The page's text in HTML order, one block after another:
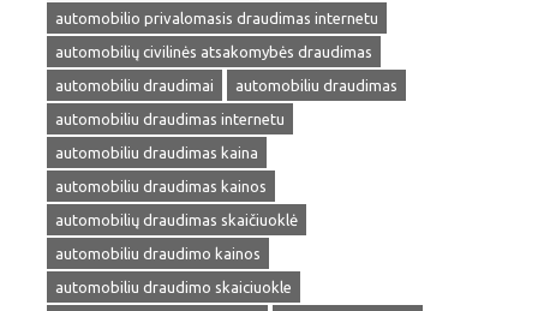
automobilio privalomasis draudimas internetu
automobilių civilinės atsakomybės draudimas
automobiliu draudimai
automobiliu draudimas
automobiliu draudimas internetu
automobiliu draudimas kaina
automobiliu draudimas kainos
automobilių draudimas skaičiuoklė
automobiliu draudimo kainos
automobiliu draudimo skaiciuokle